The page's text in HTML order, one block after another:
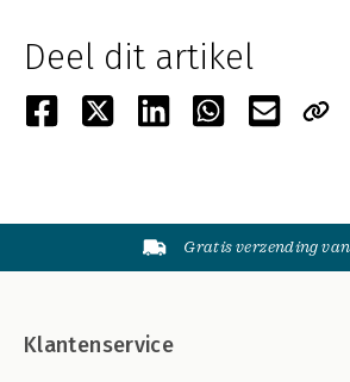
Deel dit artikel
Gratis verzending
Klantenservice